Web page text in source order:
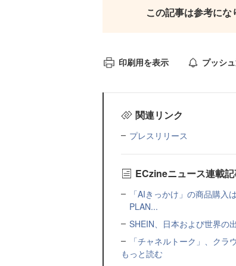
この記事は参考にな
印刷用を表示 プッシ
関連リンク
プレスリリース
ECzineニュース連載
「AIきっかけ」の商品購
PLAN...
SHEIN、日本および世界の
「チャネルトーク」、ク
もっと読む